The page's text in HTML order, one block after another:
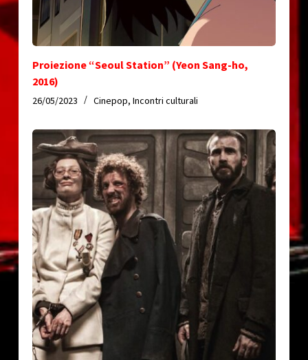
Proiezione “Seoul Station” (Yeon Sang-ho,
2016)
26/05/2023 Cinepop, Incontri culturali